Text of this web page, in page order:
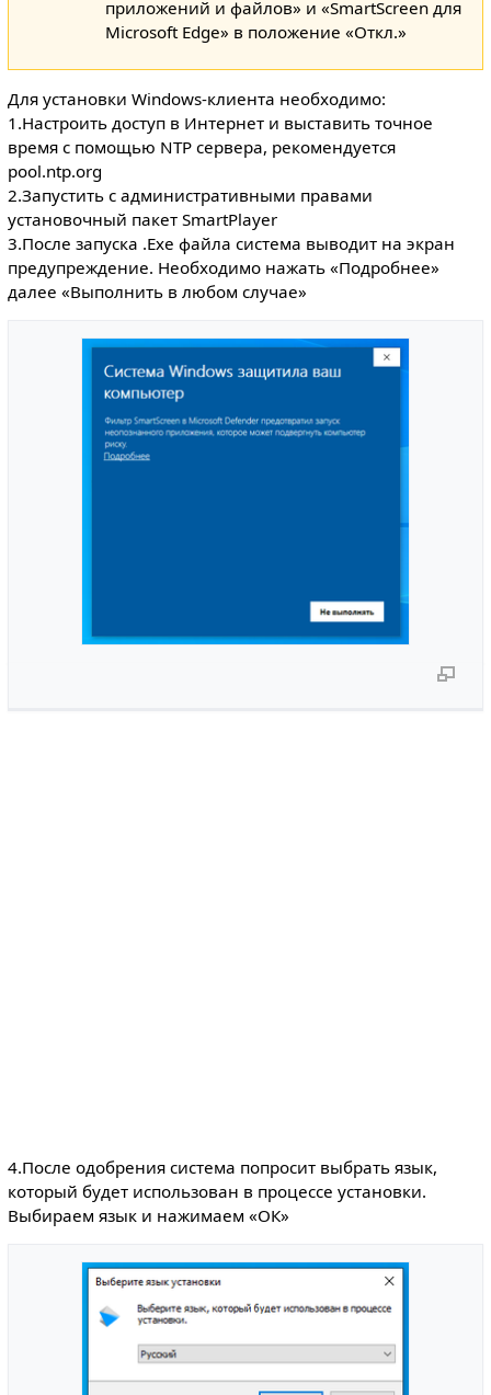
приложений и файлов» и «SmartScreen для
Microsoft Edge» в положение «Откл.»
Для установки Windows-клиента необходимо:
1.Настроить доступ в Интернет и выставить точное
время с помощью NTP сервера, рекомендуется
pool.ntp.org
2.Запустить с административными правами
установочный пакет SmartPlayer
3.После запуска .Exe файла система выводит на экран
предупреждение. Необходимо нажать «Подробнее»
далее «Выполнить в любом случае»
4.После одобрения система попросит выбрать язык,
который будет использован в процессе установки.
Выбираем язык и нажимаем «ОК»